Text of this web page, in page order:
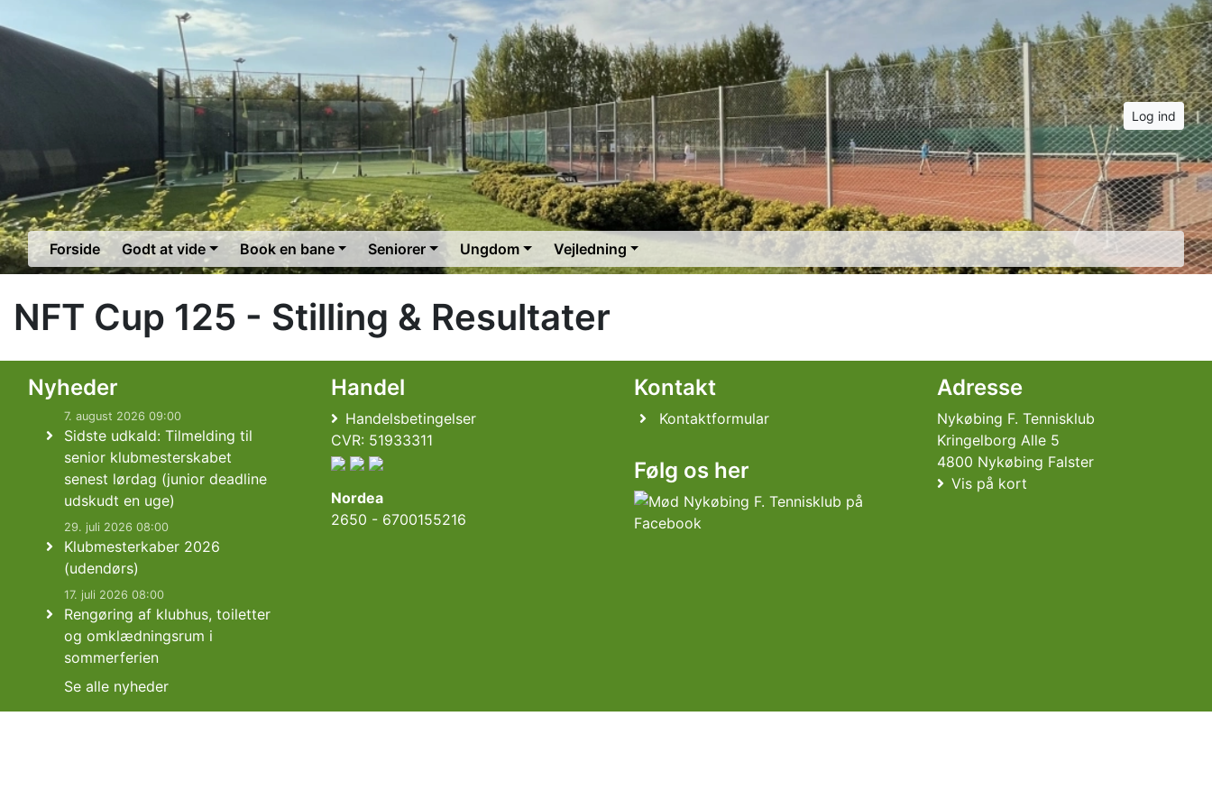
Log ind
Forside Godt at vide Book en bane Seniorer Ungdom Vejledning
NFT Cup 125 - Stilling & Resultater
Nyheder
7. august 2026 09:00
Sidste udkald: Tilmelding til
senior klubmesterskabet
senest lørdag (junior deadline
udskudt en uge)
29. juli 2026 08:00
Klubmesterkaber 2026
(udendørs)
17. juli 2026 08:00
Rengøring af klubhus, toiletter
og omklædningsrum i
sommerferien
Se alle nyheder
Handel
Handelsbetingelser
CVR: 51933311
Nordea
2650 - 6700155216
Kontakt
Kontaktformular
Følg os her
Adresse
Nykøbing F. Tennisklub
Kringelborg Alle 5
4800 Nykøbing Falster
Vis på kort